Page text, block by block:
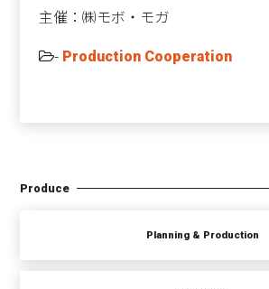
主催：㈱モボ・モガ
- Production Cooperation
Produce
Planning & Production